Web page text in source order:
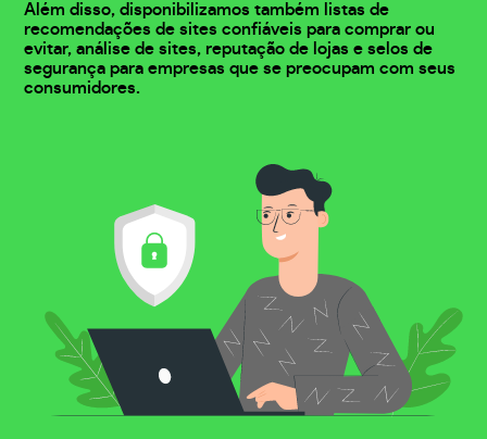
Além disso, disponibilizamos também listas de
recomendações de sites confiáveis para comprar ou
evitar, análise de sites, reputação de lojas e selos de
segurança para empresas que se preocupam com seus
consumidores.